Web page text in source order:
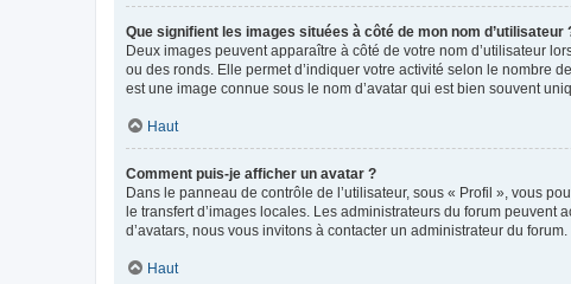
Que signifient les images situées à côté de mon nom d’utilisateur
Deux images peuvent apparaître à côté de votre nom d’utilisateur
ou des ronds. Elle permet d’indiquer votre activité selon le nombre
est une image connue sous le nom d’avatar qui est bien souvent
Haut
Comment puis-je afficher un avatar ?
Dans le panneau de contrôle de l’utilisateur, sous « Profil », vous
le transfert d’images locales. Les administrateurs du forum
d’avatars, nous vous invitons à contacter un administrateur du forum.
Haut